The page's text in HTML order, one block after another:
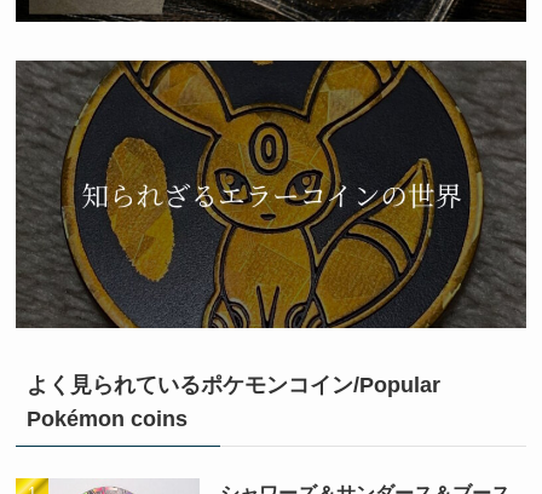
よく見られているポケモンコイン/Popular
Pokémon coins